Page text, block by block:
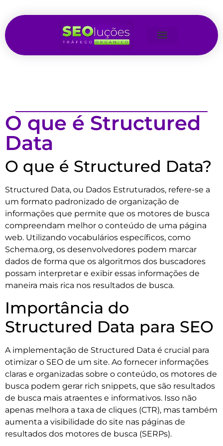
O que é Structured
Data
O que é Structured Data?
Structured Data, ou Dados Estruturados, refere-se a
um formato padronizado de organização de
informações que permite que os motores de busca
compreendam melhor o conteúdo de uma página
web. Utilizando vocabulários específicos, como
Schema.org, os desenvolvedores podem marcar
dados de forma que os algoritmos dos buscadores
possam interpretar e exibir essas informações de
maneira mais rica nos resultados de busca.
Importância do
Structured Data para SEO
A implementação de Structured Data é crucial para
otimizar o SEO de um site. Ao fornecer informações
claras e organizadas sobre o conteúdo, os motores de
busca podem gerar rich snippets, que são resultados
de busca mais atraentes e informativos. Isso não
apenas melhora a taxa de cliques (CTR), mas também
aumenta a visibilidade do site nas páginas de
resultados dos motores de busca (SERPs).